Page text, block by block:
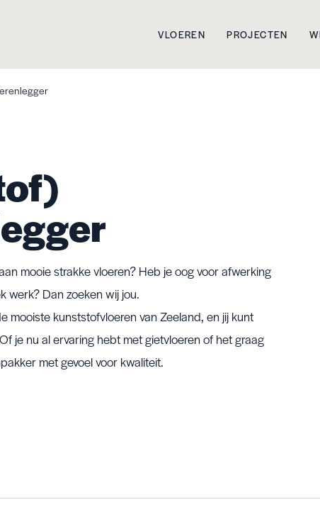
VLOEREN PROJECTEN
mooie strakke vloeren? Heb je oog voor afwerking
werk? Dan zoeken wij jou.
mooiste kunststofvloeren van Zeeland, en jij kunt
je nu al ervaring hebt met gietvloeren of het graag
met gevoel voor kwaliteit.